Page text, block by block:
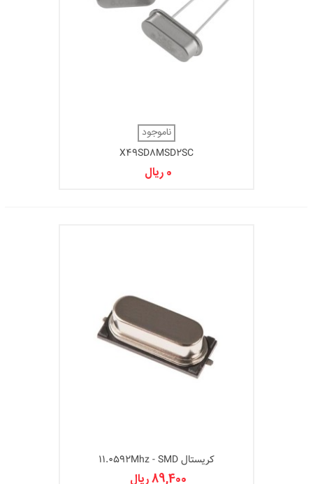
ناموجود
X49SD8MSD2SC
0 ریال
کریستال 11.0592Mhz - SMD
89,400 ریال